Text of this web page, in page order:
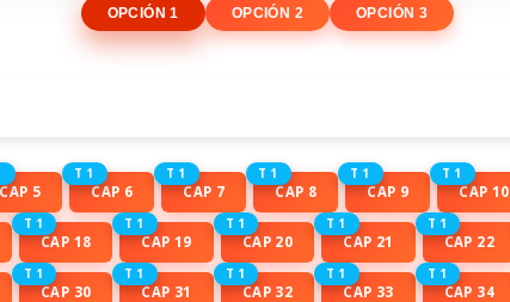
OPCIÓN 1 OPCIÓN 2 OPCIÓN 3
CAP 5
T 1
CAP 6
T 1
CAP 7
T 1
CAP 8
T 1
CAP 9
T 1
CAP 10
T 1
CAP 18
T 1
CAP 19
T 1
CAP 20
T 1
CAP 21
T 1
CAP 22
T 1
CAP 30
T 1
CAP 31
T 1
CAP 32
T 1
CAP 33
T 1
CAP 34